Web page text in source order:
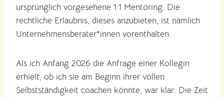
ursprünglich vorgesehene 1:1 Mentoring. Die
rechtliche Erlaubnis, dieses anzubieten, ist nämlich
Unternehmensberater*innen vorenthalten.
Als ich Anfang 2026 die Anfrage einer Kollegin
erhielt, ob ich sie am Beginn ihrer vollen
Selbstständigkeit coachen könnte, war klar: Die Zeit